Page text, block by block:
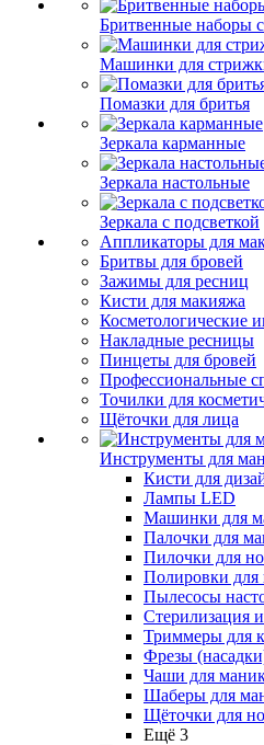
Бритвенные наборы
Машинки для
Помазки для бритья
Зеркала карманные
Зеркала настольные
Зеркала с подсветкой
Аппликаторы для
Бритвы для бровей
Зажимы для ресниц
Кисти для макияжа
Косметологические
Накладные ресницы
Пинцеты для бровей
Профессиональные
Точилки для
Щёточки для лица
Инструменты для
Кисти для
Лампы LED
Машинки для
Палочки для
Пилочки для
Полировки для
Пылесосы
Стерилизация
Триммеры для
Фрезы
Чаши для
Шаберы для
Щёточки для
Ещё 3